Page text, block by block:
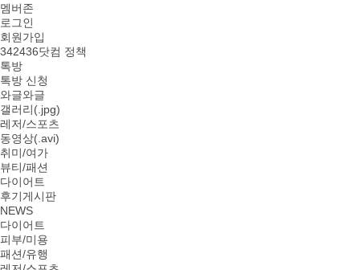
멤버존
로그인
회원가입
342436닷컴 정책
톡방
톡방 신청
와글와글
갤러리(.jpg)
레저/스포츠
동영상(.avi)
취미/여가
뷰티/패션
다이어트
후기게시판
NEWS
다이어트
피부/미용
패션/유행